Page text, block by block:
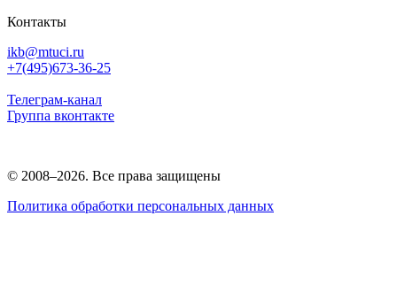
Контакты
ikb@mtuci.ru
+7(495)673-36-25
Телеграм-канал
Группа вконтакте
© 2008–2026. Все права защищены
Политика обработки персональных данных